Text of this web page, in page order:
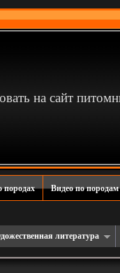
на сайт
породах Видео по породам
литература